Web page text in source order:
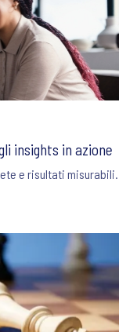
insights in azione
e risultati misurabili.